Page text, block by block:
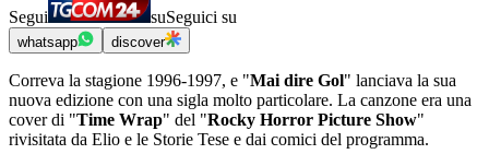
Segui suSeguici su
whatsapp discover
Correva la stagione 1996-1997, e "Mai dire Gol" lanciava la sua
nuova edizione con una sigla molto particolare. La canzone era una
cover di "Time Wrap" del "Rocky Horror Picture Show"
rivisitata da Elio e le Storie Tese e dai comici del programma.